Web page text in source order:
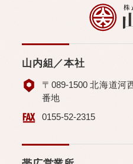
山内組／本社
〒089-1500 北海道河
番地
0155-52-2315